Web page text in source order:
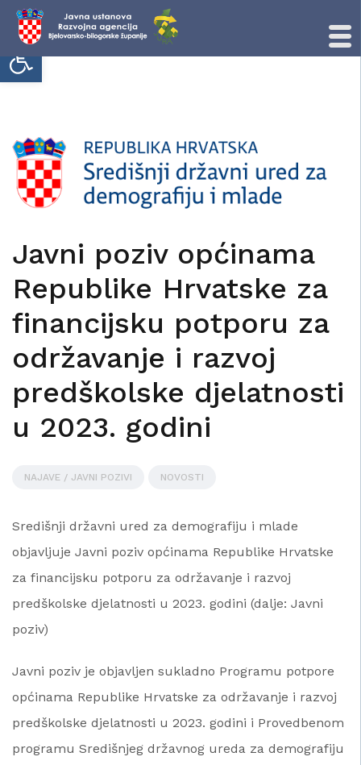
Open toolbar
Skip
to
Javni poziv općinama
Republike Hrvatske za
financijsku potporu za
održavanje i razvoj
predškolske djelatnosti
u 2023. godini
NAJAVE / JAVNI POZIVI NOVOSTI
Središnji državni ured za demografiju i mlade
objavljuje Javni poziv općinama Republike Hrvatske
za financijsku potporu za održavanje i razvoj
predškolske djelatnosti u 2023. godini (dalje: Javni
poziv)
Javni poziv je objavljen sukladno Programu potpore
općinama Republike Hrvatske za održavanje i razvoj
predškolske djelatnosti u 2023. godini i Provedbenom
programu Središnjeg državnog ureda za demografiju